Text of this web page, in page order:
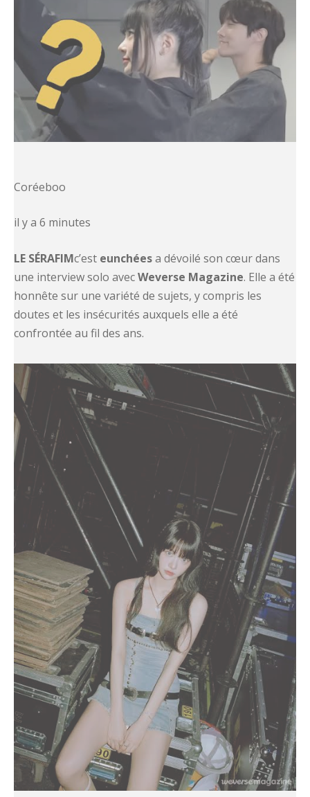
Coréeboo
il y a 6 minutes
LE SÉRAFIMc’est eunchéesa dévoilé son cœur dans
une interview solo avecWeverse Magazine. Elle a été
honnête sur une variété de sujets, y compris les
doutes et les insécurités auxquels elle a été
confrontée au fil des ans.